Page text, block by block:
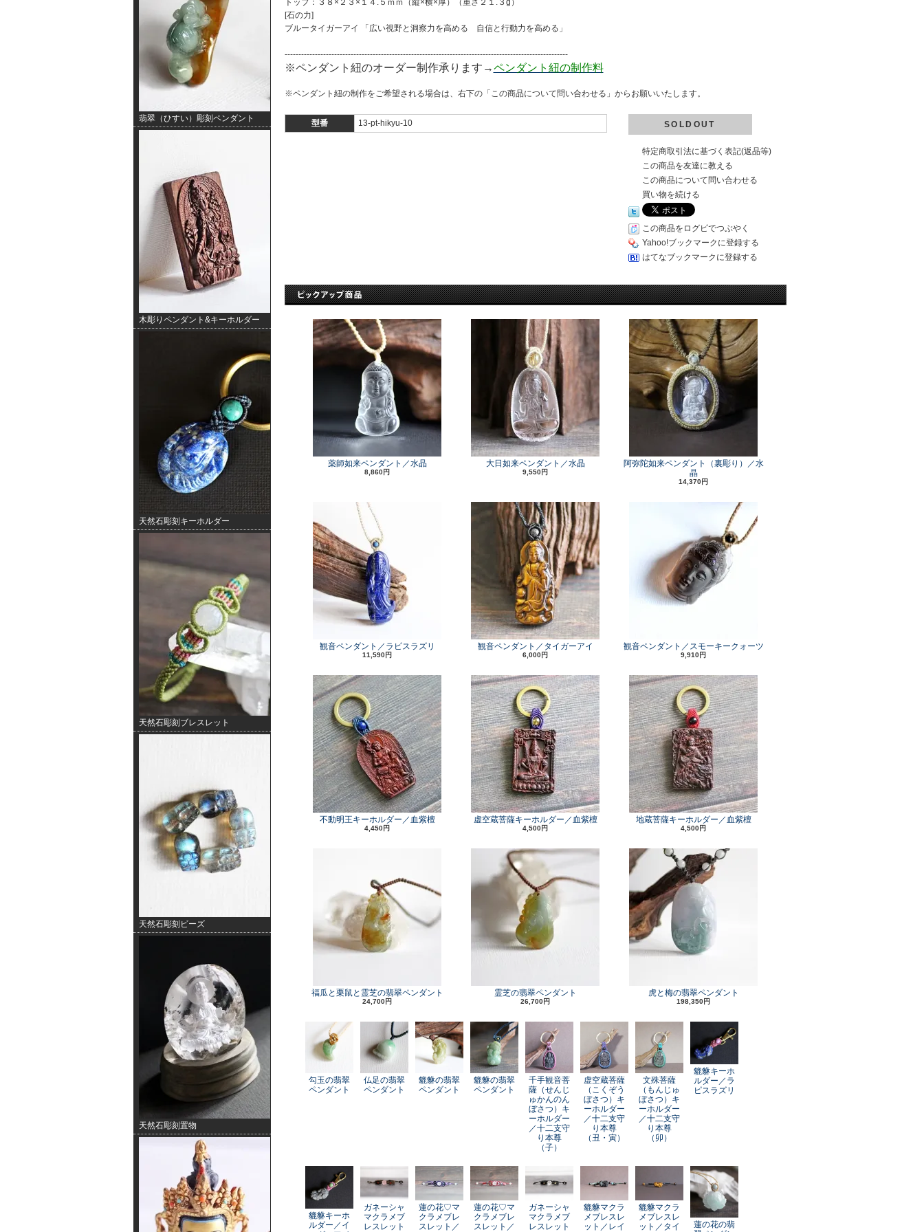
翡翠（ひすい）彫刻ペンダント
木彫りペンダント&キーホルダー
天然石彫刻キーホルダー
天然石彫刻ブレスレット
天然石彫刻ビーズ
天然石彫刻置物
トップ：３８×２３×１４.５ｍｍ（縦×横×厚）（重さ２１.３g）
[石の力]
ブルータイガーアイ 「広い視野と洞察力を高める 自信と行動力を高める」
-------------------------------------------------------------------------------------------------------
※ペンダント紐のオーダー制作承ります→ペンダント紐の制作料
※ペンダント紐の制作をご希望される場合は、右下の「この商品について問い合わせる」からお願いいたします。
型番 13-pt-hikyu-10 SOLDOUT
特定商取引法に基づく表記(返品等)
この商品を友達に教える
この商品について問い合わせる
買い物を続ける
この商品をログピでつぶやく
Yahoo!ブックマークに登録する
はてなブックマークに登録する
薬師如来ペンダント／水晶
8,860円
大日如来ペンダント／水晶
9,550円
阿弥陀如来ペンダント（裏彫り）／水
晶
14,370円
観音ペンダント／ラピスラズリ
11,590円
観音ペンダント／タイガーアイ
6,000円
観音ペンダント／スモーキークォーツ
9,910円
不動明王キーホルダー／血紫檀
4,450円
虚空蔵菩薩キーホルダー／血紫檀
4,500円
地蔵菩薩キーホルダー／血紫檀
4,500円
福瓜と栗鼠と霊芝の翡翠ペンダント
24,700円
霊芝の翡翠ペンダント
26,700円
虎と梅の翡翠ペンダント
198,350円
勾玉の翡翠
ペンダント
仏足の翡翠
ペンダント
貔貅の翡翠
ペンダント
貔貅の翡翠
ペンダント
千手観音菩
薩（せんじ
ゅかんのん
ぼさつ）キ
ーホルダー
／十二支守
り本尊
（子）
虚空蔵菩薩
（こくぞう
ぼさつ）キ
ーホルダー
／十二支守
り本尊
（丑・寅）
文殊菩薩
（もんじゅ
ぼさつ）キ
ーホルダー
／十二支守
り本尊
（卯）
貔貅キーホ
ルダー／ラ
ピスラズリ
貔貅キーホ
ルダー／イ
ガネーシャ
マクラメブ
レスレット
蓮の花♡マ
クラメブレ
スレット／
蓮の花♡マ
クラメブレ
スレット／
ガネーシャ
マクラメブ
レスレット
貔貅マクラ
メブレスレ
ット／レイ
貔貅マクラ
メブレスレ
ット／タイ
蓮の花の翡